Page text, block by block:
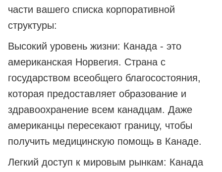
части вашего списка корпоративной
структуры:
Высокий уровень жизни: Канада - это
американская Норвегия. Страна с
государством всеобщего благосостояния,
которая предоставляет образование и
здравоохранение всем канадцам. Даже
американцы пересекают границу, чтобы
получить медицинскую помощь в Канаде.
Легкий доступ к мировым рынкам: Канада